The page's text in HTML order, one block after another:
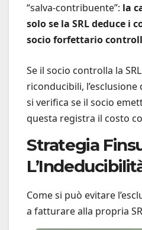
“salva-contribuente”: la
solo se la SRL deduce i
socio forfettario
Se il socio controlla la
riconducibili,
si verifica se il socio
questa registra il costo
Strategia
Come si può evitare
a fatturare alla propria